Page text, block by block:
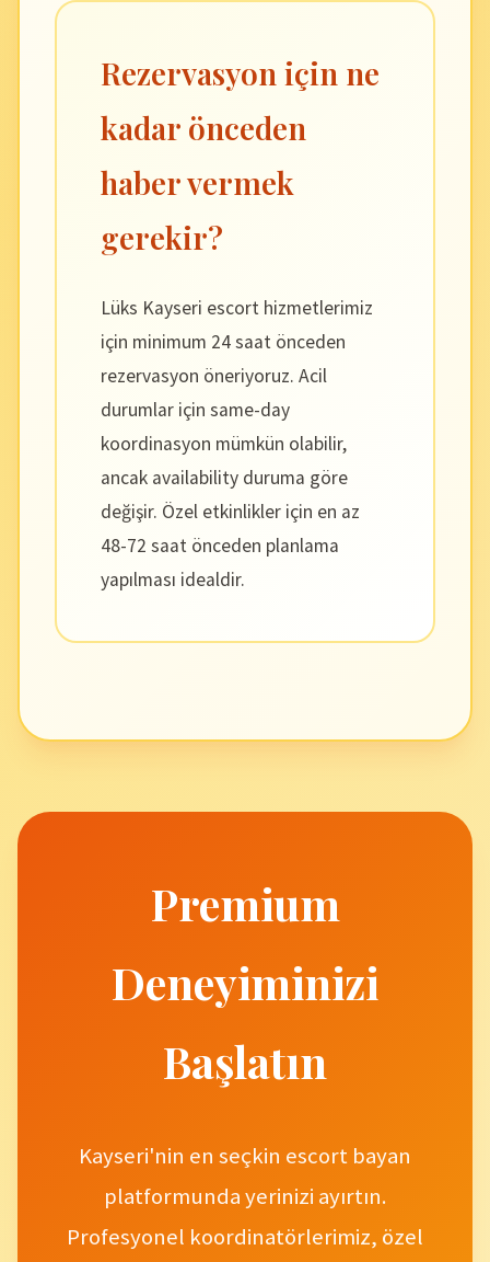
Rezervasyon için ne
kadar önceden
haber vermek
gerekir?
Lüks Kayseri escort hizmetlerimiz
için minimum 24 saat önceden
rezervasyon öneriyoruz. Acil
durumlar için same-day
koordinasyon mümkün olabilir,
ancak availability duruma göre
değişir. Özel etkinlikler için en az
48-72 saat önceden planlama
yapılması idealdir.
Premium
Deneyiminizi
Başlatın
Kayseri'nin en seçkin escort bayan
platformunda yerinizi ayırtın.
Profesyonel koordinatörlerimiz, özel